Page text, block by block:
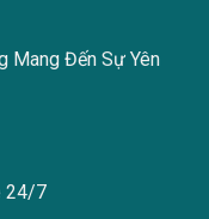
Mang Đến Sự Yên
24/7